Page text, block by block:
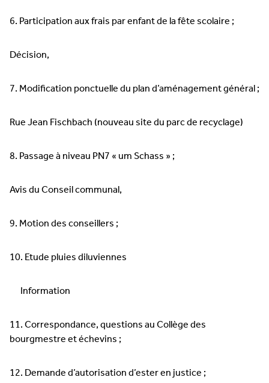
6. Participation aux frais par enfant de la fête scolaire ;
Décision,
7. Modification ponctuelle du plan d’aménagement général ;
Rue Jean Fischbach (nouveau site du parc de recyclage)
8. Passage à niveau PN7 « um Schass » ;
Avis du Conseil communal,
9. Motion des conseillers ;
10. Etude pluies diluviennes
Information
11. Correspondance, questions au Collège des
bourgmestre et échevins ;
12. Demande d’autorisation d’ester en justice ;